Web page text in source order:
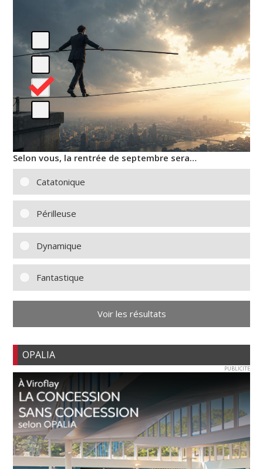
Selon vous, la rentrée de septembre sera…
Catatonique
Périlleuse
Dynamique
Fantastique
Voir les résultats
OPALIA
PUBLICITE